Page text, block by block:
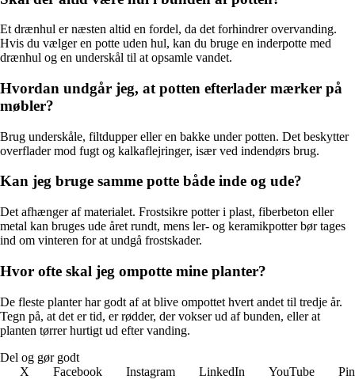
Et drænhul er næsten altid en fordel, da det forhindrer overvanding.
Hvis du vælger en potte uden hul, kan du bruge en inderpotte med
drænhul og en underskål til at opsamle vandet.
Hvordan undgår jeg, at potten efterlader mærker på
møbler?
Brug underskåle, filtdupper eller en bakke under potten. Det beskytter
overflader mod fugt og kalkaflejringer, især ved indendørs brug.
Kan jeg bruge samme potte både inde og ude?
Det afhænger af materialet. Frostsikre potter i plast, fiberbeton eller
metal kan bruges ude året rundt, mens ler- og keramikpotter bør tages
ind om vinteren for at undgå frostskader.
Hvor ofte skal jeg ompotte mine planter?
De fleste planter har godt af at blive ompottet hvert andet til tredje år.
Tegn på, at det er tid, er rødder, der vokser ud af bunden, eller at
planten tørrer hurtigt ud efter vanding.
Del og gør godt
X
Facebook Instagram LinkedIn YouTube